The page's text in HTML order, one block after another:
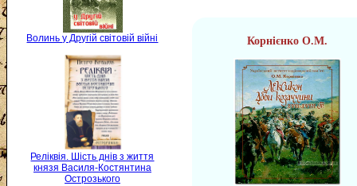
Волинь у Другій світовій війні
Реліквія. Шість днів з життя
князя Василя-Костянтина
Острозького
Корнієнко О.М.